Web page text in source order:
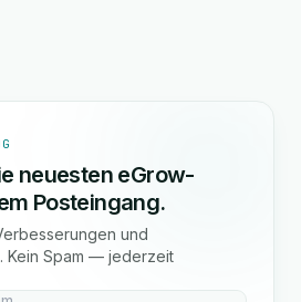
neuesten eGrow-
Posteingang.
und
Kein Spam — jederzeit